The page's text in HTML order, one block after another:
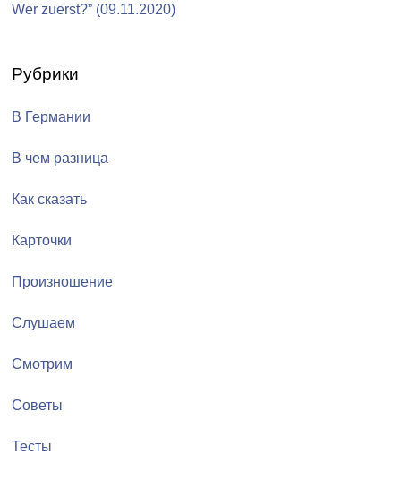
Wer zuerst?” (09.11.2020)
Рубрики
В Германии
В чем разница
Как сказать
Карточки
Произношение
Слушаем
Смотрим
Советы
Тесты